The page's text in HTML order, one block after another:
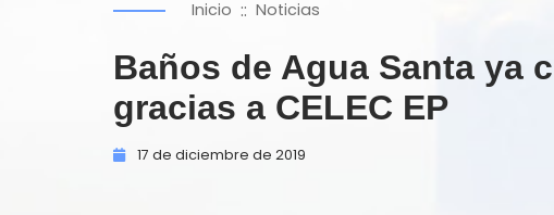
Inicio :: Noticias
Baños de Agua Santa ya
gracias a CELEC EP
17 de diciembre de 2019